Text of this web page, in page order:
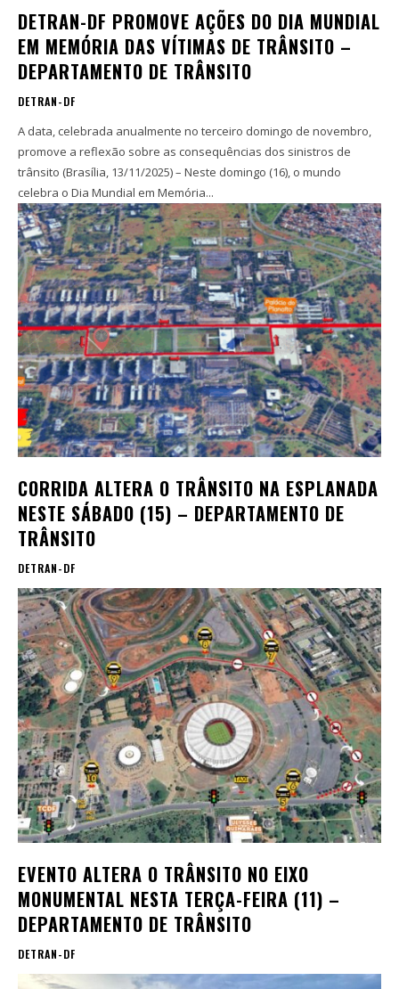
DETRAN-DF PROMOVE AÇÕES DO DIA MUNDIAL
EM MEMÓRIA DAS VÍTIMAS DE TRÂNSITO –
DEPARTAMENTO DE TRÂNSITO
DETRAN-DF
A data, celebrada anualmente no terceiro domingo de novembro,
promove a reflexão sobre as consequências dos sinistros de
trânsito (Brasília, 13/11/2025) – Neste domingo (16), o mundo
celebra o Dia Mundial em Memória...
CORRIDA ALTERA O TRÂNSITO NA ESPLANADA
NESTE SÁBADO (15) – DEPARTAMENTO DE
TRÂNSITO
DETRAN-DF
EVENTO ALTERA O TRÂNSITO NO EIXO
MONUMENTAL NESTA TERÇA-FEIRA (11) –
DEPARTAMENTO DE TRÂNSITO
DETRAN-DF